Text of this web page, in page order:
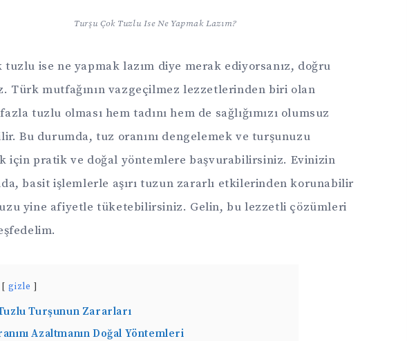
Turşu Çok Tuzlu Ise Ne Yapmak Lazım?
tuzlu ise ne yapmak lazım diye merak ediyorsanız, doğru
Türk mutfağının vazgeçilmez lezzetlerinden biri olan
tuzlu olması hem tadını hem de sağlığımızı olumsuz
Bu durumda, tuz oranını dengelemek ve turşunuzu
için pratik ve doğal yöntemlere başvurabilirsiniz. Evinizin
basit işlemlerle aşırı tuzun zararlı etkilerinden korunabilir
yine afiyetle tüketebilirsiniz. Gelin, bu lezzetli çözümleri
gizle
Turşunun Zararları
Azaltmanın Doğal Yöntemleri